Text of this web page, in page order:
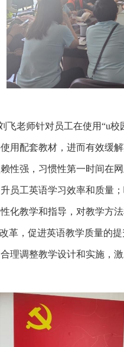
飞老师针对员工在使用“u校
用配套教材，进而有效缓
性强，习惯性第一时间在
员工英语学习效率和质量
化教学和指导，对教学方
革，促进英语教学质量的
理调整教学设计和实施，